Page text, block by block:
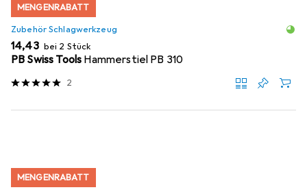
MENGENRABATT
Zubehör Schlagwerkzeug
EUR
14,43 bei 2 Stück
PB Swiss Tools Hammerstiel PB 310
2
MENGENRABATT